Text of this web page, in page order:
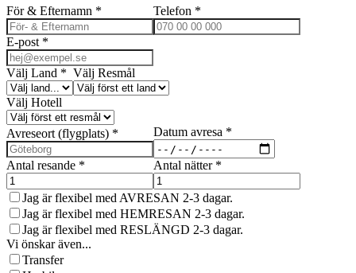
För & Efternamn * Telefon *
E-post *
Välj Land * Välj Resmål
Välj Hotell
Avreseort (flygplats) * Datum avresa *
Antal resande * Antal nätter *
Jag är flexibel med AVRESAN 2-3 dagar.
Jag är flexibel med HEMRESAN 2-3 dagar.
Jag är flexibel med RESLÄNGD 2-3 dagar.
Vi önskar även...
Transfer